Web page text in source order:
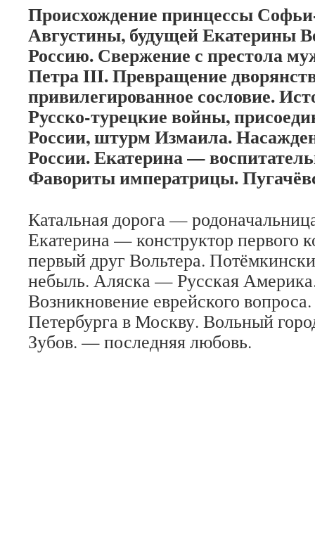
Происхождение принцессы
Августины, будущей Екатерины
Россию. Свержение с престола
Петра III. Превращение
привилегированное соcловие.
Русско-турецкие войны,
России, штурм Измаила.
России. Екатерина —
Фавориты императрицы.
Катальная дорога —
Екатерина — конструктор первого
первый друг Вольтера.
небыль. Аляска — Русская
Возникновение еврейского
Петербурга в Москву. Вольный
Зубов. — последняя любовь.